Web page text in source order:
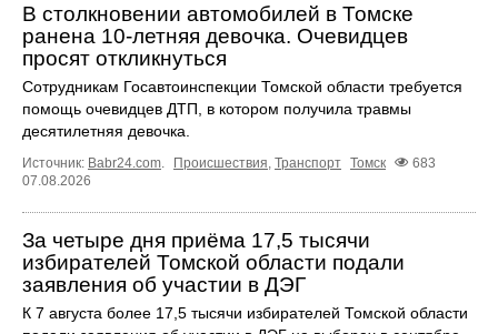
В столкновении автомобилей в Томске
ранена 10-летняя девочка. Очевидцев
просят откликнуться
Сотрудникам Госавтоинспекции Томской области требуется
помощь очевидцев ДТП, в котором получила травмы
десятилетняя девочка.
Источник: Babr24.com. Происшествия, Транспорт Томск
683
07.08.2026
За четыре дня приёма 17,5 тысячи
избирателей Томской области подали
заявления об участии в ДЭГ
К 7 августа более 17,5 тысячи избирателей Томской области